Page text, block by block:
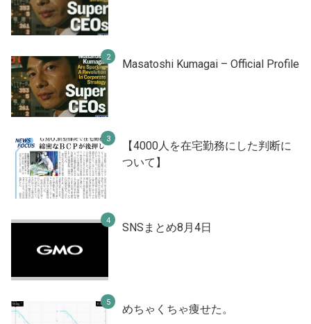
Masatoshi Kumagai – Official Profile
【4000人を在宅勤務にした判断に
ついて】
SNSまとめ8月4日
めちゃくちゃ痩せた。